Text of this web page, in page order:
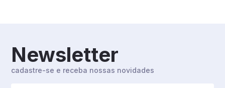
Newsletter
cadastre-se e receba nossas novidades